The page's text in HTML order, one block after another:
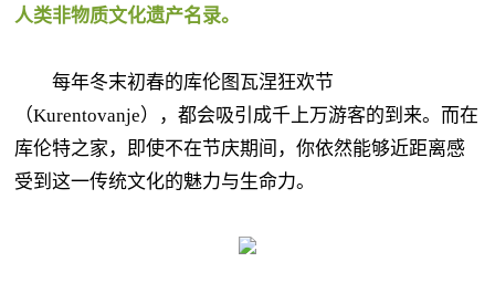
人类非物质文化遗产名录。
每年冬末初春的库伦图瓦涅狂欢节
（Kurentovanje），都会吸引成千上万游客的到来。而在
库伦特之家，即使不在节庆期间，你依然能够近距离感
受到这一传统文化的魅力与生命力。